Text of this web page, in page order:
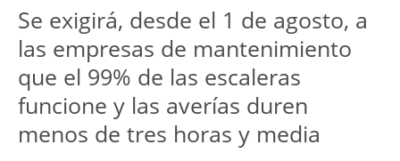
Se exigirá, desde el 1 de agosto, a
las empresas de mantenimiento
que el 99% de las escaleras
funcione y las averías duren
menos de tres horas y media